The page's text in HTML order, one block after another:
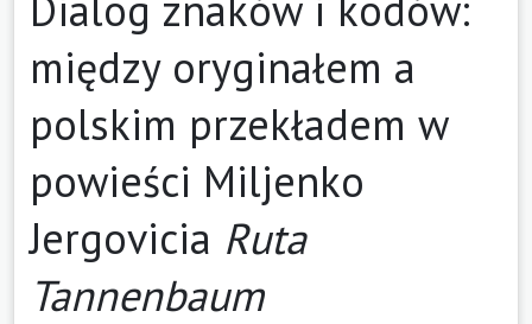
między oryginałem a
polskim przekładem w
powieści Miljenko
Jergovicia Ruta
Tannenbaum